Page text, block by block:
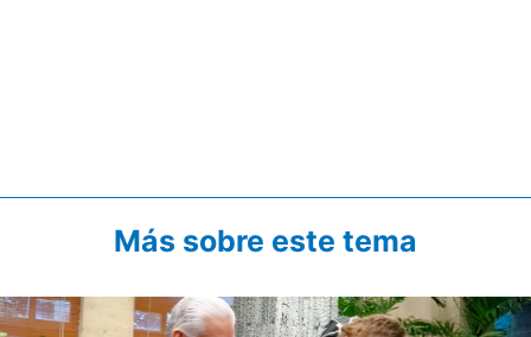
Más sobre este tema